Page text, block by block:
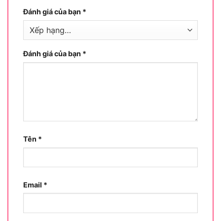
Đánh giá của bạn *
Đánh giá của bạn *
Tên *
Email *